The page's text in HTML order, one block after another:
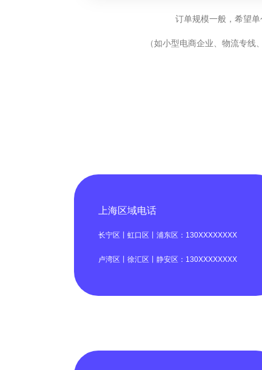
订单规模一般，希望
（如小型电商企业、物流专线
上海区域电话
长宁区丨虹口区丨浦东区：130XXXXXXXX
卢湾区丨徐汇区丨静安区：130XXXXXXXX